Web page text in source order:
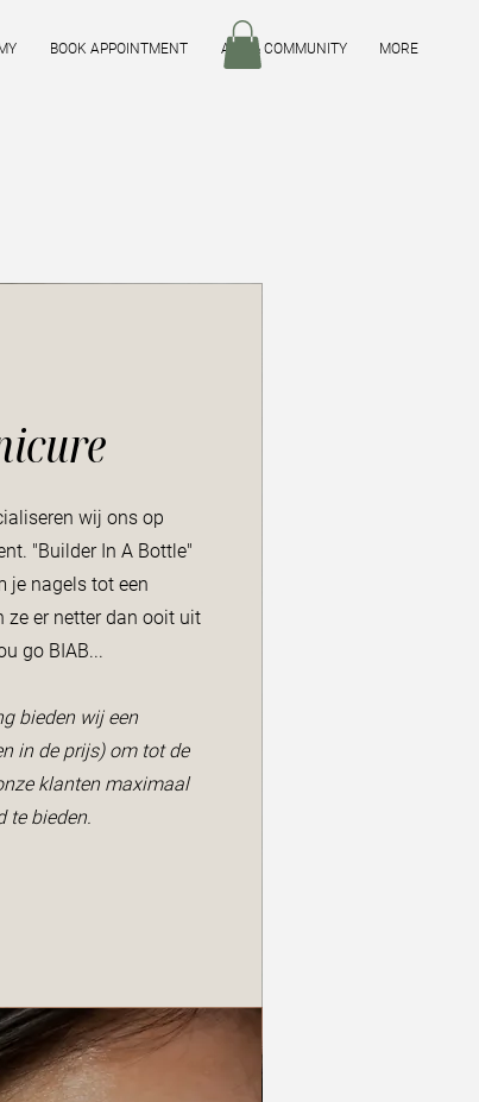
BOOK APPOINTMENT ART & COMMUNITY MORE
wij ons op
"Builder In A Bottle"
je nagels tot een
ze er netter dan ooit uit
go BIAB...
bieden wij een
in de prijs) om tot de
klanten maximaal
te bieden.